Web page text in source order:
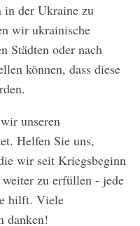
in der Ukraine zu
wir ukrainische
Städten oder nach
können, dass diese
unseren
Helfen Sie uns,
wir seit Kriegsbeginn
zu erfüllen - jede
hilft. Viele
danken!